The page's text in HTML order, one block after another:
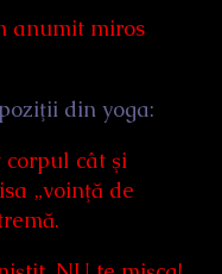
anumit miros
din yoga:
cât şi
„voinţă de